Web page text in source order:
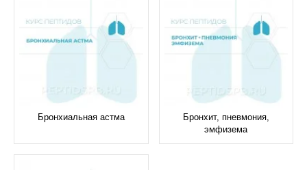
Бронхиальная астма
Бронхит, пневмония,
эмфизема